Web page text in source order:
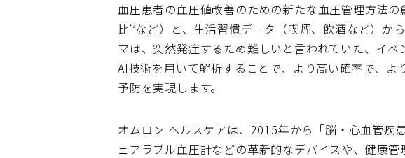
血圧患者の血圧値改善のための新たな血圧管理方法
比*4など）と、生活習慣データ（喫煙、飲酒など）か
マは、突然発症するため難しいと言われていた、イ
AI技術を用いて解析することで、より高い確率で、
予防を実現します。
オムロン ヘルスケアは、2015年から「脳・心血管疾
ェアラブル血圧計などの革新的なデバイスや、健康